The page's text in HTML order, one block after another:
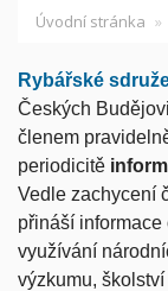
Úvodní stránka
Rybářské
Českých
členem
periodicitě
Vedle zachycení
přináší
využívání
výzkumu,